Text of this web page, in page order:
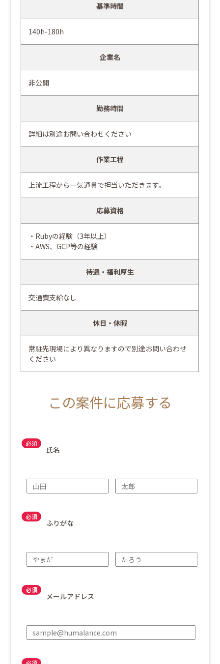
基準時間
140h-180h
企業名
非公開
勤務時間
詳細は別途お問い合わせください
作業工程
上流工程から一気通貫で担当いただきます。
応募資格
・Rubyの経験（3年以上）
・AWS、GCP等の経験
待遇・福利厚生
交通費支給なし
休日・休暇
常駐先現場により異なりますので別途お問い合わせ
ください
この案件に応募する
氏名
ふりがな
メールアドレス